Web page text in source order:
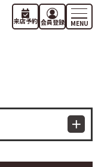
来店予約 会員登録